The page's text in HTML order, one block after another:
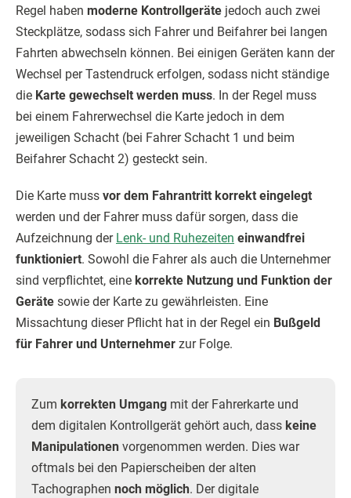
Regel haben moderne Kontrollgeräte jedoch auch zwei
Steckplätze, sodass sich Fahrer und Beifahrer bei langen
Fahrten abwechseln können. Bei einigen Geräten kann der
Wechsel per Tastendruck erfolgen, sodass nicht ständige
die Karte gewechselt werden muss. In der Regel muss
bei einem Fahrerwechsel die Karte jedoch in dem
jeweiligen Schacht (bei Fahrer Schacht 1 und beim
Beifahrer Schacht 2) gesteckt sein.
Die Karte muss vor dem Fahrantritt korrekt eingelegt
werden und der Fahrer muss dafür sorgen, dass die
Aufzeichnung der Lenk- und Ruhezeiten einwandfrei
funktioniert. Sowohl die Fahrer als auch die Unternehmer
sind verpflichtet, eine korrekte Nutzung und Funktion der
Geräte sowie der Karte zu gewährleisten. Eine
Missachtung dieser Pflicht hat in der Regel ein Bußgeld
für Fahrer und Unternehmer zur Folge.
Zum korrekten Umgang mit der Fahrerkarte und
dem digitalen Kontrollgerät gehört auch, dass keine
Manipulationen vorgenommen werden. Dies war
oftmals bei den Papierscheiben der alten
Tachographen noch möglich. Der digitale